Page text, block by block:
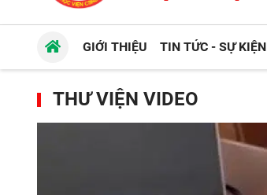
GIỚI THIỆU TIN TỨC - SỰ KIỆN
THƯ VIỆN VIDEO